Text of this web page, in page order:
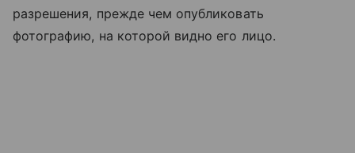
разрешения, прежде чем опубликовать
фотографию, на которой видно его лицо.